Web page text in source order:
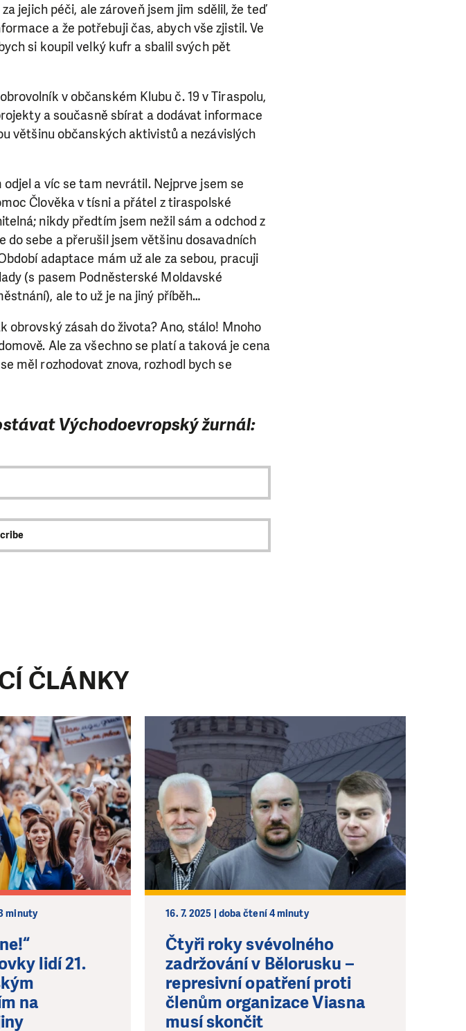
jejich péči, ale zároveň jsem jim sdělil, že teď
a že potřebuji čas, abych vše zjistil. Ve
si koupil velký kufr a sbalil svých pět
v občanském Klubu č. 19 v Tiraspolu,
a současně sbírat a dodávat informace
většinu občanských aktivistů a nezávislých
a víc se tam nevrátil. Nejprve jsem se
Člověka v tísni a přátel z tiraspolské
nikdy předtím jsem nežil sám a odchod z
do sebe a přerušil jsem většinu dosavadních
adaptace mám už ale za sebou, pracuji
(s pasem Podněsterské Moldavské
ale to už je na jiný příběh…
obrovský zásah do života? Ano, stálo! Mnoho
Ale za všechno se platí a taková je cena
měl rozhodovat znova, rozhodl bych se
Východoevropský žurnál:
ČLÁNKY
minuty
lidí 21.
na
16. 7. 2025 | doba čtení 4 minuty
Čtyři roky svévolného
zadržování v Bělorusku –
represivní opatření proti
členům organizace Viasna
musí skončit
PODPOŘTE NÁS!
se bez Vaší podpory. Ať už se nám
kde je to nejvíce potřeba.